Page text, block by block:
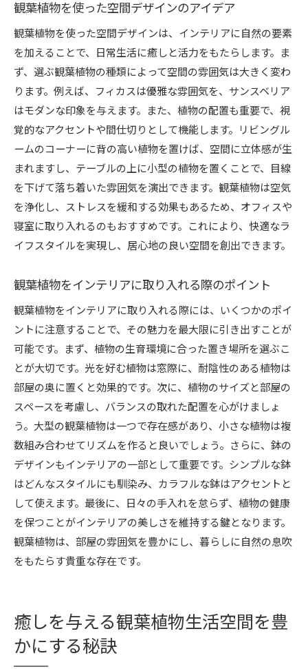
観葉植物を使った空間デザインのアイデア
観葉植物を使った空間デザインは、インテリアに自然の要素
を加えることで、日常生活に癒しと活力をもたらします。ま
ず、選ぶ観葉植物の種類によって空間の雰囲気は大きく変わ
ります。例えば、フィカスは優雅な雰囲気を、サンスベリア
はモダンな印象を与えます。また、植物の配置も重要で、視
覚的なアクセントや間仕切りとして機能します。リビングル
ームのコーナーに背の高い植物を置けば、空間に立体感が生
まれますし、テーブルの上に小型の植物を置くことで、目線
を下げて落ち着いた雰囲気を演出できます。観葉植物は空気
を浄化し、ストレスを緩和する効果もあるため、オフィスや
寝室に取り入れるのもおすすめです。これにより、快適なラ
イフスタイルを実現し、居心地の良い空間を創出できます。
観葉植物をインテリアに取り入れる際のポイント
観葉植物をインテリアに取り入れる際には、いくつかのポイ
ントに注意することで、その魅力を最大限に引き出すことが
可能です。まず、植物の生育環境に合った置き場所を選ぶこ
とが大切です。光を好む植物は窓際に、耐陰性のある植物は
部屋の奥に置くと効果的です。次に、植物のサイズと部屋の
スペースを考慮し、バランスの取れた配置を心がけましょ
う。大型の観葉植物は一つで存在感があり、小さな植物は複
数組み合わせてリズムを作ると良いでしょう。さらに、鉢の
デザインもインテリアの一部として重要です。シンプルな鉢
はどんなスタイルにも馴染み、カラフルな鉢はアクセントと
して使えます。最後に、日々の手入れを怠らず、植物の健康
を保つことがインテリアの美しさを維持する鍵となります。
観葉植物は、部屋の雰囲気を豊かにし、暮らしに自然の息吹
をもたらす貴重な存在です。
癒しを与える観葉植物生活空間を豊
かにする秘訣